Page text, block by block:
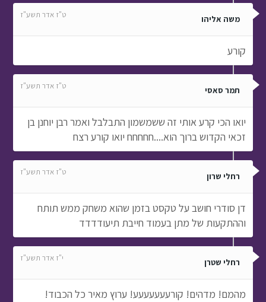
משה אליהו ט"ז אדר תשע"ז
קורע
תמר סאסי ט"ז אדר תשע"ז
יואו הכי קרע אותי זה ששמשמון התבלבל ואמר רבן יוחנן בן
זכאי הקדוש ברוך הוא....חחחחח יואו קורע רצח
רחלי שרון ט"ז אדר תשע"ז
דן סודרי חושב על טקסט בזמן שהוא משחק ממש תותח
וההתקעות של מתן בעמוד חייבת תיעודדדד
רחלי שטרן י"ז אדר תשע"ז
מהמם! מדהים! קורעעעעעעע! ערוץ מאיר כל הכבוד!